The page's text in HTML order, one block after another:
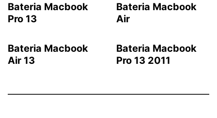
Bateria Macbook
Pro 13
Bateria Macbook
Air
Bateria Macbook
Air 13
Bateria Macbook
Pro 13 2011